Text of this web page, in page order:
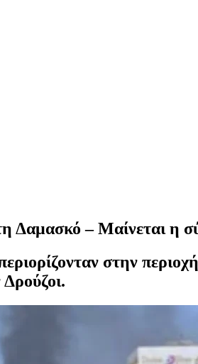
Δαμασκό – Μαίνεται η
στην